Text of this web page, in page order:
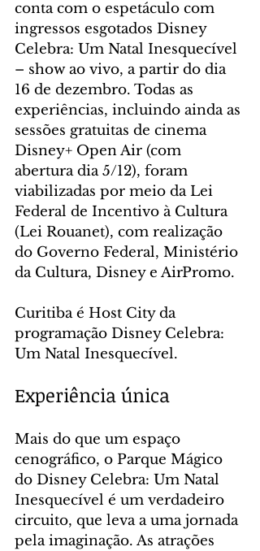
conta com o espetáculo com
ingressos esgotados Disney
Celebra: Um Natal Inesquecível
– show ao vivo, a partir do dia
16 de dezembro. Todas as
experiências, incluindo ainda as
sessões gratuitas de cinema
Disney+ Open Air (com
abertura dia 5/12), foram
viabilizadas por meio da Lei
Federal de Incentivo à Cultura
(Lei Rouanet), com realização
do Governo Federal, Ministério
da Cultura, Disney e AirPromo.
Curitiba é Host City da
programação Disney Celebra:
Um Natal Inesquecível.
Experiência única
Mais do que um espaço
cenográfico, o Parque Mágico
do Disney Celebra: Um Natal
Inesquecível é um verdadeiro
circuito, que leva a uma jornada
pela imaginação. As atrações